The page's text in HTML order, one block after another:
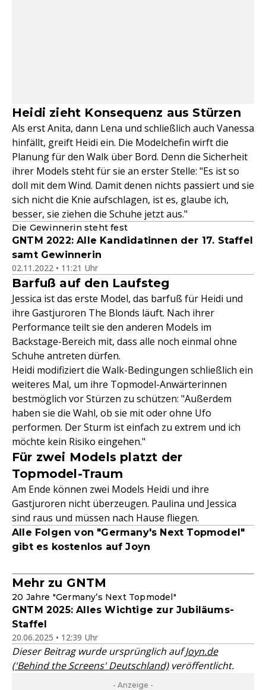
Heidi zieht Konsequenz aus Stürzen
Als erst Anita, dann Lena und schließlich auch Vanessa
hinfällt, greift Heidi ein. Die Modelchefin wirft die
Planung für den Walk über Bord. Denn die Sicherheit
ihrer Models steht für sie an erster Stelle: "Es ist so
doll mit dem Wind. Damit denen nichts passiert und sie
sich nicht die Knie aufschlagen, ist es, glaube ich,
besser, sie ziehen die Schuhe jetzt aus."
Die Gewinnerin steht fest
GNTM 2022: Alle Kandidatinnen der 17. Staffel
samt Gewinnerin
02.11.2022 • 11:21 Uhr
Barfuß auf den Laufsteg
Jessica ist das erste Model, das barfuß für Heidi und
ihre Gastjuroren The Blonds läuft. Nach ihrer
Performance teilt sie den anderen Models im
Backstage-Bereich mit, dass alle noch einmal ohne
Schuhe antreten dürfen.
Heidi modifiziert die Walk-Bedingungen schließlich ein
weiteres Mal, um ihre Topmodel-Anwärterinnen
bestmöglich vor Stürzen zu schützen: "Außerdem
haben sie die Wahl, ob sie mit oder ohne Ufo
performen. Der Sturm ist einfach zu extrem und ich
möchte kein Risiko eingehen."
Für zwei Models platzt der
Topmodel-Traum
Am Ende können zwei Models Heidi und ihre
Gastjuroren nicht überzeugen. Paulina und Jessica
sind raus und müssen nach Hause fliegen.
Alle Folgen von "Germany's Next Topmodel"
gibt es kostenlos auf Joyn
Mehr zu GNTM
20 Jahre "Germany’s Next Topmodel"
GNTM 2025: Alles Wichtige zur Jubiläums-
Staffel
20.06.2025 • 12:39 Uhr
Dieser Beitrag wurde ursprünglich aufJoyn.de
('Behind the Screens' Deutschland)veröffentlicht.
- Anzeige -